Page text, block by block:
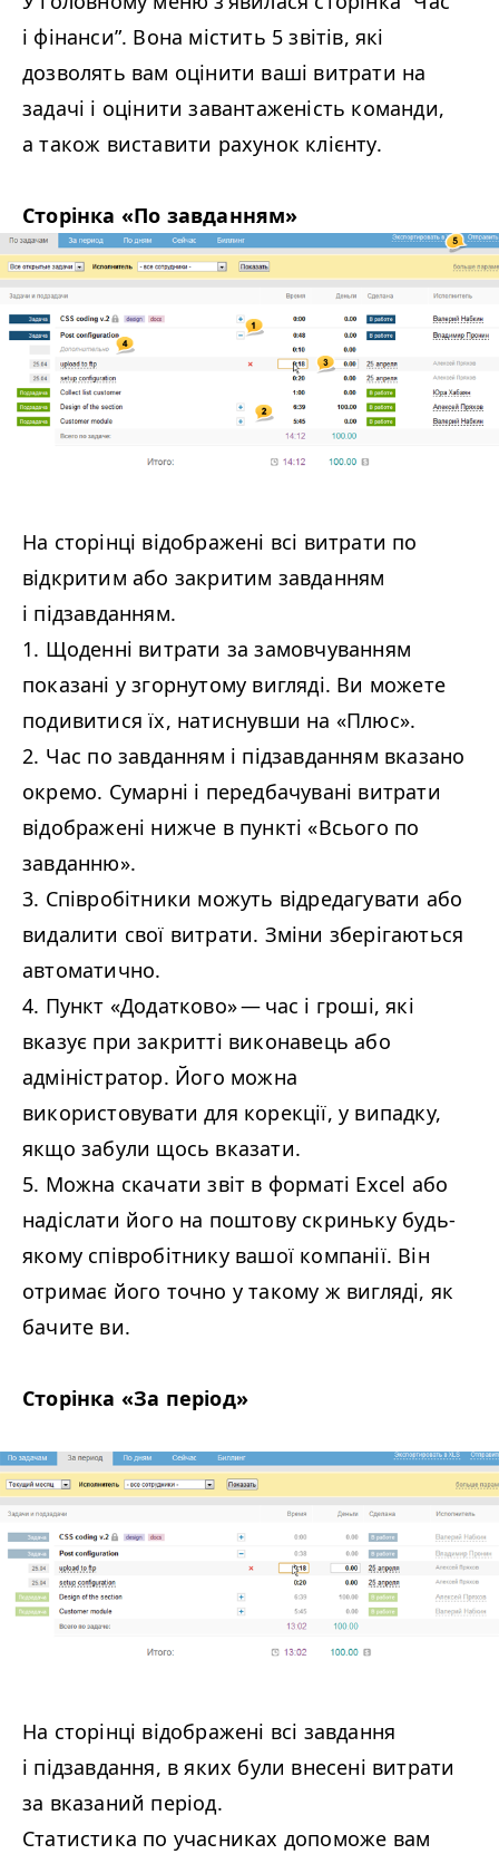
і фінанси”. Вона містить 5 звітів, які
дозволять вам оцінити ваші витрати на
задачі і оцінити завантаженість команди,
а також виставити рахунок клієнту.
Сторінка «По завданням»
На сторінці відображені всі витрати по
відкритим або закритим завданням
і підзавданням.
1. Щоденні витрати за замовчуванням
показані у згорнутому вигляді. Ви можете
подивитися їх, натиснувши на «Плюс».
2. Час по завданням і підзавданням вказано
окремо. Сумарні і передбачувані витрати
відображені нижче в пункті «Всього по
завданню».
3. Співробітники можуть відредагувати або
видалити свої витрати. Зміни зберігаються
автоматично.
4. Пункт «Додатково» — час і гроші, які
вказує при закритті виконавець або
адміністратор. Його можна
використовувати для корекції, у випадку,
якщо забули щось вказати.
5. Можна скачати звіт в форматі Excel або
надіслати його на поштову скриньку будь-
якому співробітнику вашої компанії. Він
отримає його точно у такому ж вигляді, як
бачите ви.
Сторінка «За період»
На сторінці відображені всі завдання
і підзавдання, в яких були внесені витрати
за вказаний період.
Статистика по учасниках допоможе вам